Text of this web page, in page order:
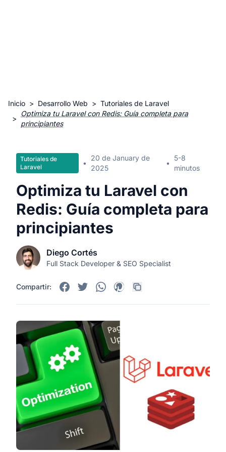
Inicio > Desarrollo Web > Tutoriales de Laravel
>
Optimiza tu Laravel con Redis: Guía completa para
principiantes
Tutoriales de
Laravel
•
20 de January de
2025
•
5-8
minutos
Optimiza tu Laravel con
Redis: Guía completa para
principiantes
Diego Cortés
Full Stack Developer & SEO Specialist
Compartir: